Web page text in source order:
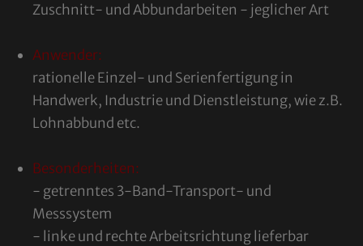
Zuschnitt- und Abbundarbeiten - jeglicher Art
Anwender:
rationelle Einzel- und Serienfertigung in
Handwerk, Industrie und Dienstleistung, wie z.B.
Lohnabbund etc.
Besonderheiten:
- getrenntes 3-Band-Transport- und
Messsystem
- linke und rechte Arbeitsrichtung lieferbar